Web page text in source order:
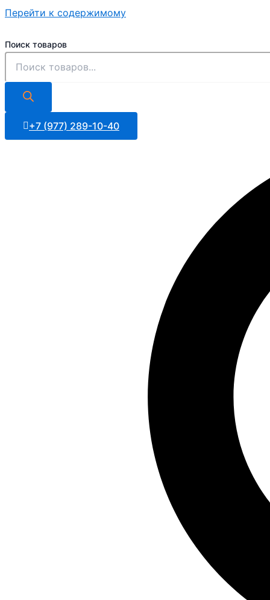
Перейти к содержимому
Поиск товаров
+7 (977) 289-10-40